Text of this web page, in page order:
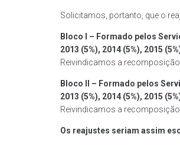
Solicitamos, portanto, que o
Bloco I – Formado pelos
2013 (5%), 2014 (5%), 2015
Reivindicamos a
Bloco II – Formado pelos
2013 (5%), 2014 (5%), 2015
Reivindicamos a
Os reajustes seriam assim